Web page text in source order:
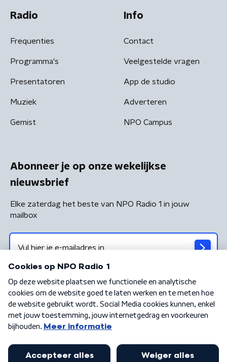
Radio
Frequenties
Programma's
Presentatoren
Muziek
Gemist
Info
Contact
Veelgestelde vragen
App de studio
Adverteren
NPO Campus
Abonneer je op onze wekelijkse
nieuwsbrief
Elke zaterdag het beste van NPO Radio 1 in jouw
mailbox
Algemene voorwaarden